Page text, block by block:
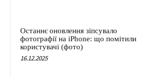
Останнє оновлення зіпсувало
фотографії на iPhone: що помітили
користувачі (фото)
16.12.2025